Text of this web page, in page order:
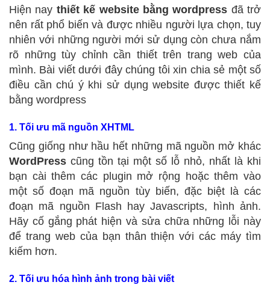
Hiện nay thiết kế website bằng wordpress đã trở
nên rất phổ biến và được nhiều người lựa chọn, tuy
nhiên với những người mới sử dụng còn chưa nắm
rõ những tùy chỉnh cần thiết trên trang web của
mình. Bài viết dưới đây chúng tôi xin chia sẻ một số
điều cần chú ý khi sử dụng website được thiết kế
bằng wordpress
1. Tối ưu mã nguồn XHTML
Cũng giống như hầu hết những mã nguồn mở khác
WordPress cũng tồn tại một số lỗ nhỏ, nhất là khi
bạn cài thêm các plugin mở rộng hoặc thêm vào
một số đoạn mã nguồn tùy biến, đặc biệt là các
đoạn mã nguồn Flash hay Javascripts, hình ảnh.
Hãy cố gắng phát hiện và sửa chữa những lỗi này
để trang web của bạn thân thiện với các máy tìm
kiếm hơn.
2. Tối ưu hóa hình ảnh trong bài viết